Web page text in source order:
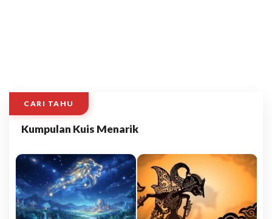
CARI TAHU
Kumpulan Kuis Menarik